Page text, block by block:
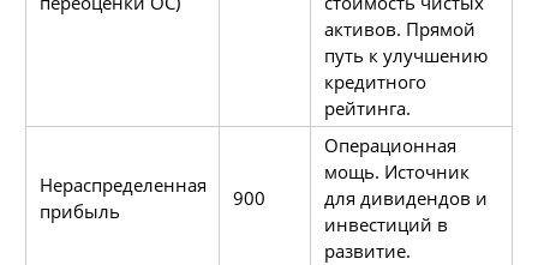
активов. Прямой
путь к улучшению
кредитного
рейтинга.
Нераспределенная
прибыль
900
Операционная
мощь. Источник
для дивидендов и
инвестиций в
развитие.